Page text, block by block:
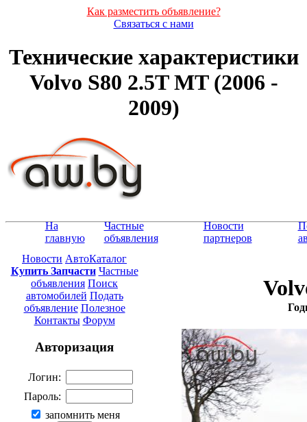
Как разместить объявление?
Связаться с нами
Технические характеристики
Volvo S80 2.5T MT (2006 -
2009)
На
главную
Частные
объявления
Новости
партнеров
Новости АвтоКаталог
Купить Запчасти Частные
объявления Поиск
автомобилей Подать
объявление Полезное
Контакты Форум
Авторизация
Логин:
Пароль:
запомнить меня